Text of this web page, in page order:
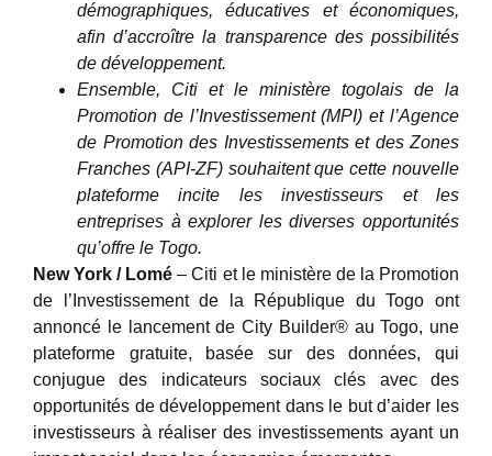
démographiques, éducatives et économiques,
afin d’accroître la transparence des possibilités
de développement.
Ensemble, Citi et le ministère togolais de la
Promotion de l’Investissement (MPI) et l’Agence
de Promotion des Investissements et des Zones
Franches (API-ZF) souhaitent que cette nouvelle
plateforme incite les investisseurs et les
entreprises à explorer les diverses opportunités
qu’offre le Togo.
New York / Lomé – Citi et le ministère de la Promotion
de l’Investissement de la République du Togo ont
annoncé le lancement de City Builder® au Togo, une
plateforme gratuite, basée sur des données, qui
conjugue des indicateurs sociaux clés avec des
opportunités de développement dans le but d’aider les
investisseurs à réaliser des investissements ayant un